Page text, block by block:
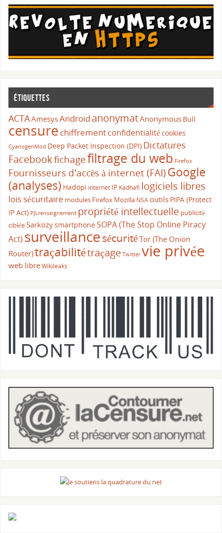
Étiquettes
ACTAAmesysAndroid anonymatAnonymous Bull
censure chiffrementconfidentialitécookies
CyanogenMod Deep Packet Inspection (DPI) Dictatures
Facebookfichagefiltrage du web Firefox
Fournisseurs d'accès à internet (FAI)Google
(analyses) Hadopi internet IP Kadhafi logiciels libres
lois sécuritaire modules Firefox Mozilla NSA outils PIPA (Protect
IP Act) PJLrenseignement propriété intellectuelle publicité
cibléeSarkozysmartphoneSOPA (The Stop Online Piracy
Act) surveillancesécuritéTor (The Onion
Router)traçabilitétraçage Twitter vie privée
web libreWikileaks